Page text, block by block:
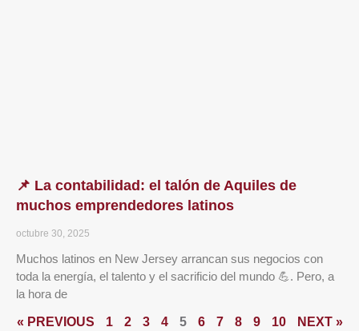
📌 La contabilidad: el talón de Aquiles de
muchos emprendedores latinos
octubre 30, 2025
Muchos latinos en New Jersey arrancan sus negocios con
toda la energía, el talento y el sacrificio del mundo 💪. Pero, a
la hora de
« PREVIOUS 1 2 3 4 5 6 7 8 9 10 NEXT »